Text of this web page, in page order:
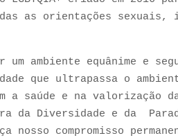
as orientações sexuais,
um ambiente equânime e
que ultrapassa o
a saúde e na valorização
da Diversidade e da
nosso compromisso